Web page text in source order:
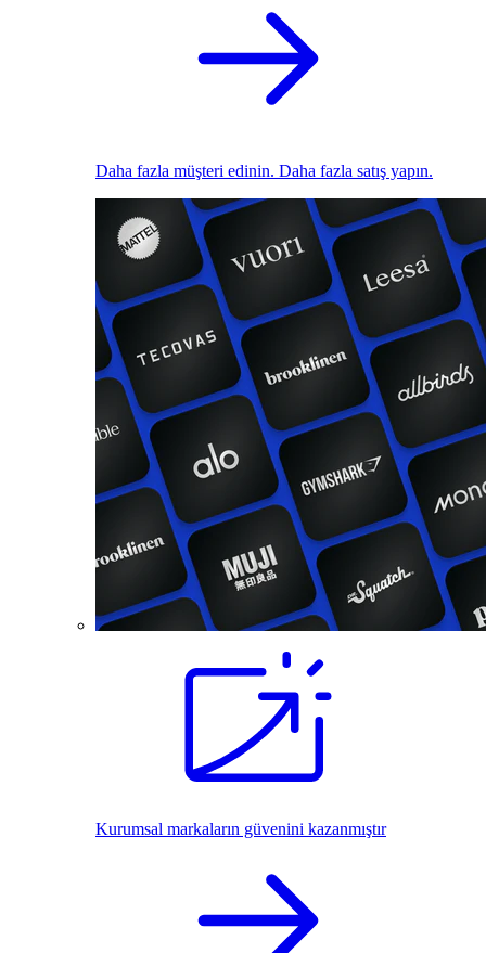
Daha fazla müşteri edinin. Daha fazla satış yapın.
Kurumsal markaların güvenini kazanmıştır